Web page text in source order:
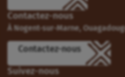
Contactez-nous
À Nogent-sur-Marne,
Contactez-nous
Suivez-nous